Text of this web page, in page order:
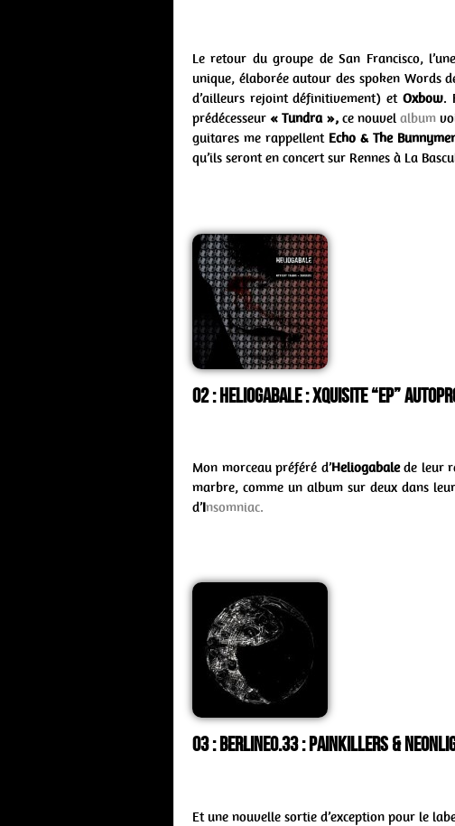
Le retour du groupe de San Francisco,
unique, élaborée autour des spoken Words
d’ailleurs rejoint définitivement) et Oxbow.
prédécesseur « Tundra »,ce nouvelalbum
guitares me rappellent Echo & The
qu’ils seront en concert sur Rennes à La
02 : Heliogabale : xquisite “ep”
Mon morceau préféré d’Heliogabalede leur
marbre, comme un album sur deux dans
d’Insomniac.
03 : Berline0.33 : painkillers &
Et une nouvelle sortie d’exception pour le